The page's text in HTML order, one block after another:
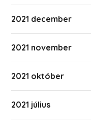
2021 december
2021 november
2021 október
2021 július